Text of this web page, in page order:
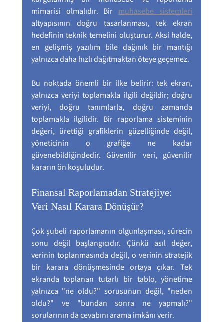
mimarisi olmalıdır. Bir muhasebe sistemleri
altyapısının doğru tasarlanması, tek ekran
hedefinin teknik temelini oluşturur. Aksi halde,
en gelişmiş yazılım bile dağınık bir mantığı
yalnızca daha hızlı dağıtmaktan öteye geçemez.
Bu noktada önemli bir ilke belirir: tek ekran,
yalnızca veriyi toplamakla ilgili değildir; doğru
veriyi, doğru tanımlarla, doğru zamanda
toplamakla ilgilidir. Bir raporlama sisteminin
değeri, ürettiği grafiklerin güzelliğinde değil,
yöneticinin o grafiğe ne kadar
güvenebildiğindedir. Güvenilir veri, güvenilir
kararın ön koşuludur.
Finansal Raporlamadan Stratejiye:
Veri Nasıl Karara Dönüşür?
Çok şubeli raporlamanın olgunlaşması, sürecin
sonu değil başlangıcıdır. Çünkü asıl değer,
verinin toplanmasında değil, o verinin stratejik
bir karara dönüşmesinde ortaya çıkar. Tek
ekranda toplanan tutarlı bir tablo, yönetime
yalnızca "ne oldu?" sorusunun değil, "neden
oldu?" ve "bundan sonra ne yapmalı?"
sorularının da cevabını arama imkânı verir.